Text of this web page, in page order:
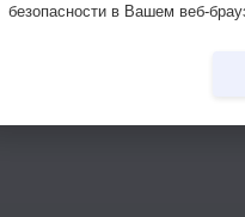
безопасности в Вашем веб-